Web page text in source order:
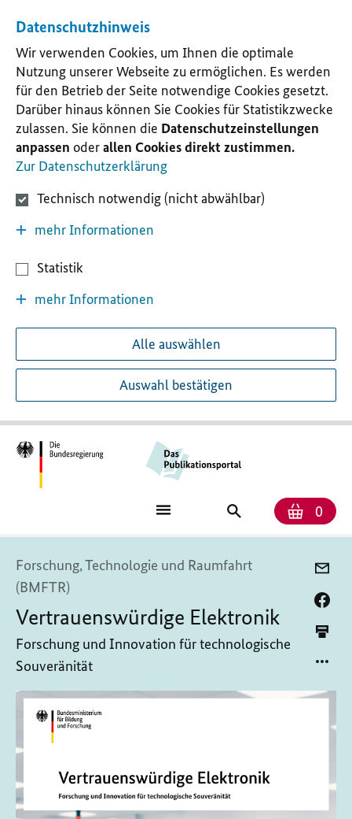
Datenschutzhinweis
Wir verwenden Cookies, um Ihnen die optimale
Nutzung unserer Webseite zu ermöglichen. Es werden
für den Betrieb der Seite notwendige Cookies gesetzt.
Darüber hinaus können Sie Cookies für Statistikzwecke
zulassen. Sie können die Datenschutzeinstellungen
anpassen oderallen Cookies direkt zustimmen.
Zur Datenschutzerklärung
Technisch notwendig (nicht abwählbar)
mehr Informationen
Statistik
mehr Informationen
Alle auswählen
Auswahl bestätigen
0
Forschung, Technologie und Raumfahrt
(BMFTR)
Vertrauenswürdige Elektronik
Forschung und Innovation für technologische
Souveränität